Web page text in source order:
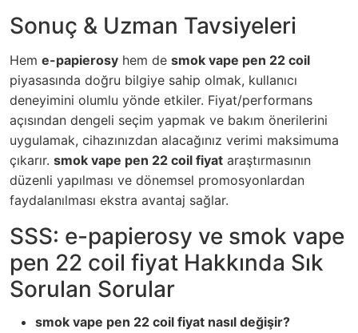
Sonuç & Uzman Tavsiyeleri
Hem e-papierosy hem de smok vape pen 22 coil
piyasasında doğru bilgiye sahip olmak, kullanıcı
deneyimini olumlu yönde etkiler. Fiyat/performans
açısından dengeli seçim yapmak ve bakım önerilerini
uygulamak, cihazınızdan alacağınız verimi maksimuma
çıkarır. smok vape pen 22 coil fiyat araştırmasının
düzenli yapılması ve dönemsel promosyonlardan
faydalanılması ekstra avantaj sağlar.
SSS: e-papierosy ve smok vape
pen 22 coil fiyat Hakkında Sık
Sorulan Sorular
smok vape pen 22 coil fiyat nasıl değişir?